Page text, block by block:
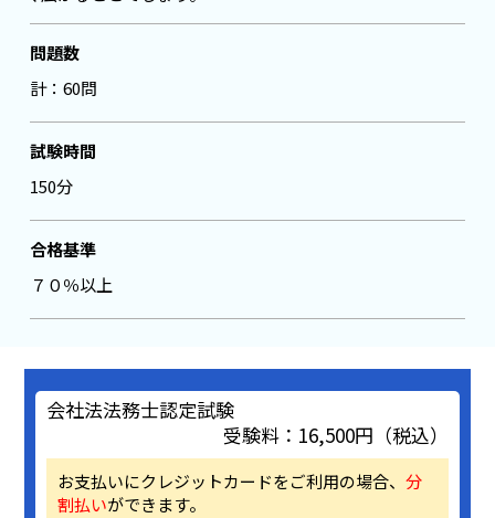
問題数
計：60問
試験時間
150分
合格基準
７０％以上
会社法法務士認定試験
受験料：16,500円（税込）
お支払いにクレジットカードをご利用の場合、分
割払いができます。